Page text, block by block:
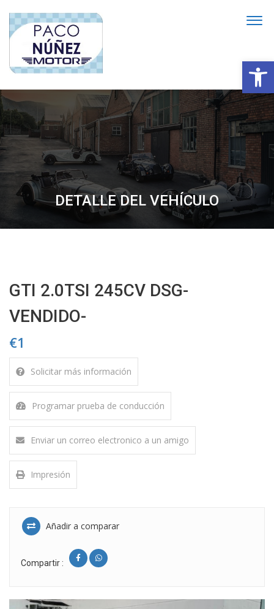
DETALLE DEL VEHÍCULO
GTI 2.0TSI 245CV DSG-
VENDIDO-
€1
Solicitar más información
Programar prueba de conducción
Enviar un correo electronico a un amigo
Impresión
Añadir a comparar
Compartir :